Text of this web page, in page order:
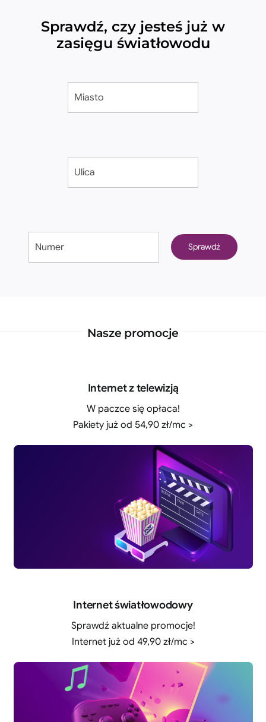
Sprawdź, czy jesteś już w
zasięgu światłowodu
Sprawdź
Nasze promocje
Internet z telewizją
W paczce się opłaca!
Pakiety już od 54,90 zł/mc >
Internet światłowodowy
Sprawdź aktualne promocje!
Internet już od 49,90 zł/mc >